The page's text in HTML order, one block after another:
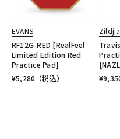
EVANS
RF12G-RED [RealFeel
Limited Edition Red
Practice Pad]
¥5,280 （税込）
¥